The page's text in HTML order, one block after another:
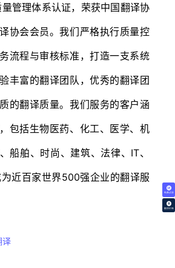
免费试译
翻译价格
管理体系认证，荣获中国翻译协
协会会员。我们严格执行质量控
流程与审核标准，打造一支系统
丰富的翻译团队，优秀的翻译团
的翻译质量。我们服务的客户涵
包括生物医药、化工、医学、机
船舶、时尚、建筑、法律、IT、
近百家世界500强企业的翻译服
译